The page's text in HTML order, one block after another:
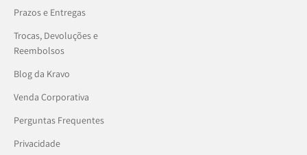
Prazos e Entregas
Trocas, Devoluções e
Reembolsos
Blog da Kravo
Venda Corporativa
Perguntas Frequentes
Privacidade